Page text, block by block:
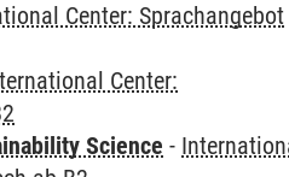
Center: Sprachangebot
Center:
Science -